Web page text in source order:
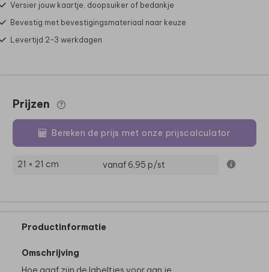
Versier jouw kaartje, doopsuiker of bedankje
Bevestig met bevestigingsmateriaal naar keuze
Levertijd 2-3 werkdagen
Prijzen
Bereken de prijs met onze prijscalculator
21 × 21 cm vanaf 6,95 p/st
Productinformatie
Omschrijving